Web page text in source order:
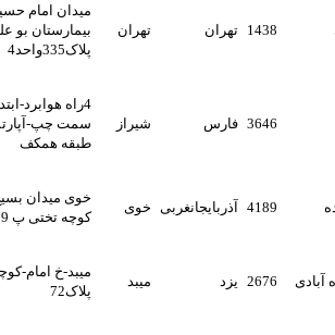
تهران
میدان امام حسین بعد از
بیمارستان بو علی خ زاهد گیلانی
شیراز
4راه هوابرد-ابتدای بلوارسرباز-
سمت چپ-آپارتمان زاگرس-
آذربایجانغربی خوی
خوی میدان بسیج خ منتظری
کوچه تختی پ 9
یزد میبد
میبد-خ امام-کوچه ابوذر22-